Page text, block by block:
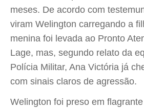
meses. De acordo com
viram Welington carregando a
menina foi levada ao Pronto
Lage, mas, segundo relato da
Polícia Militar, Ana Victória já
com sinais claros de agressão.
Welington foi preso em